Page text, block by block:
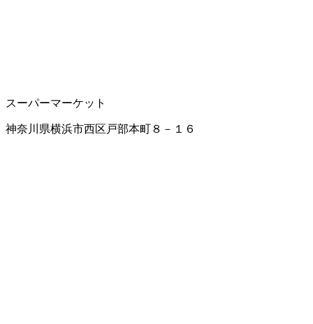
スーパーマーケット
神奈川県横浜市西区戸部本町８－１６